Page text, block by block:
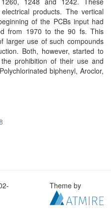
products. The vertical
of the PCBs input had
from 1970 to the 90 fs. This
larger use of such compounds
Both, however, started to
prohibition of their use and
biphenyl, Aroclor,
Theme by